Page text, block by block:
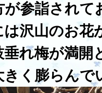
が参詣されて
沢山のお花
れ梅が満開
きく膨らん